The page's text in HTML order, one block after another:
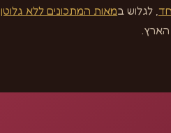
, לגלוש במאות המתכונים ללא גלוטן